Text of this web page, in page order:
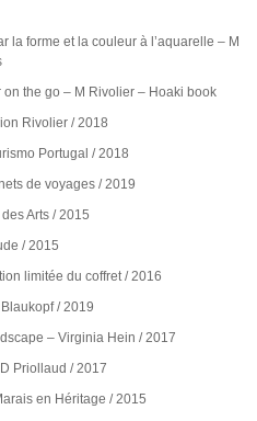
la forme et la couleur à l’aquarelle – M
the go – M Rivolier – Hoaki book
Rivolier / 2018
Portugal / 2018
de voyages / 2019
Arts / 2015
/ 2015
limitée du coffret / 2016
/ 2019
– Virginia Hein / 2017
Priollaud / 2017
en Héritage / 2015